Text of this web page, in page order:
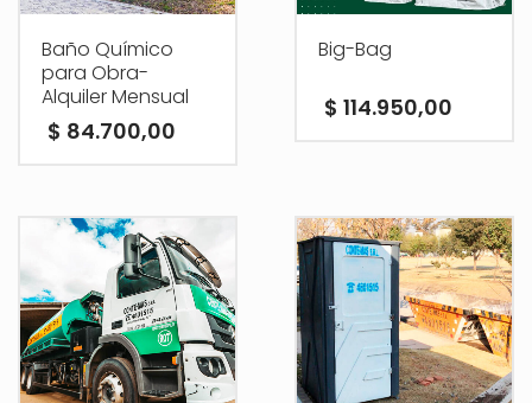
Baño Químico
para Obra-
Alquiler Mensual
$ 84.700,00
Big-Bag
$ 114.950,00